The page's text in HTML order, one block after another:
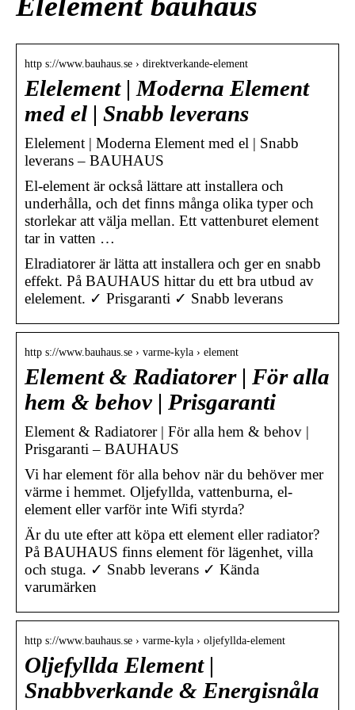
http s://www.bauhaus.se › direktverkande-element
Elelement | Moderna Element
med el | Snabb leverans
Elelement | Moderna Element med el | Snabb
leverans – BAUHAUS
El-element är också lättare att installera och
underhålla, och det finns många olika typer och
storlekar att välja mellan. Ett vattenburet element
tar in vatten …
Elradiatorer är lätta att installera och ger en snabb
effekt. På BAUHAUS hittar du ett bra utbud av
elelement. ✓ Prisgaranti ✓ Snabb leverans
http s://www.bauhaus.se › varme-kyla › element
Element & Radiatorer | För alla
hem & behov | Prisgaranti
Element & Radiatorer | För alla hem & behov |
Prisgaranti – BAUHAUS
Vi har element för alla behov när du behöver mer
värme i hemmet. Oljefyllda, vattenburna, el-
element eller varför inte Wifi styrda?
Är du ute efter att köpa ett element eller radiator?
På BAUHAUS finns element för lägenhet, villa
och stuga. ✓ Snabb leverans ✓ Kända
varumärken
http s://www.bauhaus.se › varme-kyla › oljefyllda-element
Oljefyllda Element |
Snabbverkande & Energisnåla